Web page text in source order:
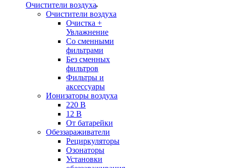
Очистители воздуха
Очистители воздуха
Очистка +
Увлажнение
Cо сменными
фильтрами
Без сменных
фильтров
Фильтры и
аксессуары
Ионизаторы воздуха
220 В
12 В
От батарейки
Обеззараживатели
Рециркуляторы
Озонаторы
Установки